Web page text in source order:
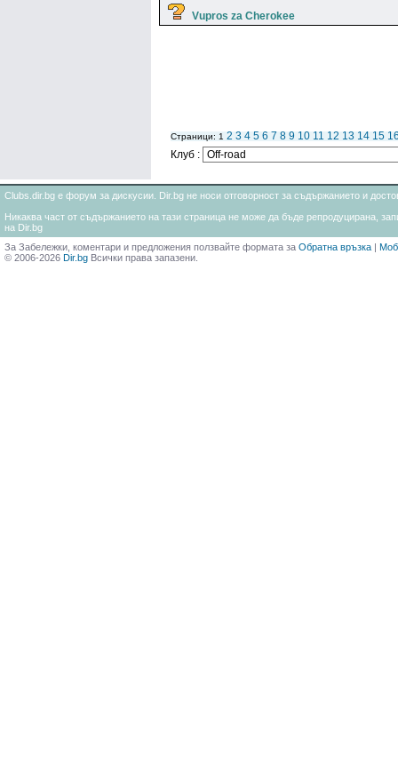
Vupros za Cherokee
Страници: 1 2 3 4 5 6 7 8 9 10 11 12 13 14 15
Клуб :
Clubs.dir.bg е форум за дискусии. Dir.bg не носи отговорност за съдържанието и
Никаква част от съдържанието на тази страница не може да бъде репродуцирана,
на Dir.bg
За Забележки, коментари и предложения ползвайте формата за Обратна връзка |
© 2006-2026 Dir.bg Всички права запазени.